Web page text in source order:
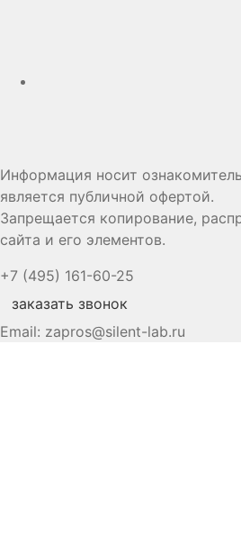
Информация носит
является публичной офертой.
Запрещается копирование,
сайта и его элементов.
+7 (495) 161-60-25
заказать звонок
Email: zapros@silent-lab.ru